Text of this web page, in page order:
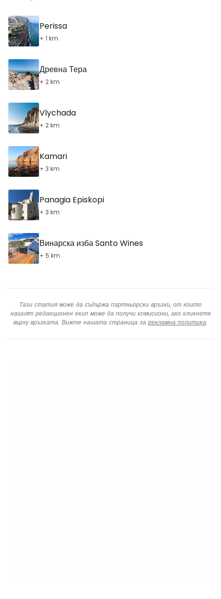
Perissa
+ 1 km
Древна Тера
+ 2 km
Vlychada
+ 2 km
Kamari
+ 3 km
Panagia Episkopi
+ 3 km
Винарска изба Santo Wines
+ 5 km
Тази статия може да съдържа партньорски връзки, от които
нашият редакционен екип може да получи комисиони, ако кликнете
върху връзката. Вижте нашата страница за рекламна политика.